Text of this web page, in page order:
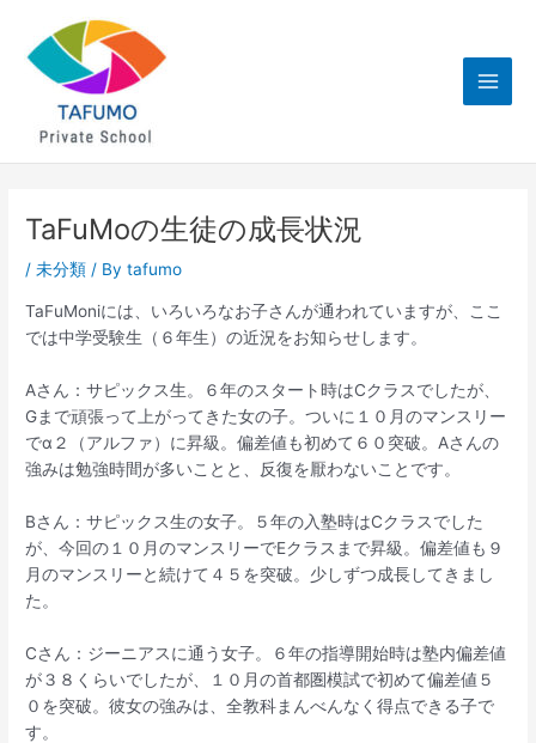
TaFuMoの生徒の成長状況
/未分類 / Bytafumo
TaFuMoniには、いろいろなお子さんが通われていますが、ここ
では中学受験生（６年生）の近況をお知らせします。
Aさん：サピックス生。６年のスタート時はCクラスでしたが、
Gまで頑張って上がってきた女の子。ついに１０月のマンスリー
でα２（アルファ）に昇級。偏差値も初めて６０突破。Aさんの
強みは勉強時間が多いことと、反復を厭わないことです。
Bさん：サピックス生の女子。５年の入塾時はCクラスでした
が、今回の１０月のマンスリーでEクラスまで昇級。偏差値も９
月のマンスリーと続けて４５を突破。少しずつ成長してきまし
た。
Cさん：ジーニアスに通う女子。６年の指導開始時は塾内偏差値
が３８くらいでしたが、１０月の首都圏模試で初めて偏差値５
０を突破。彼女の強みは、全教科まんべんなく得点できる子で
す。